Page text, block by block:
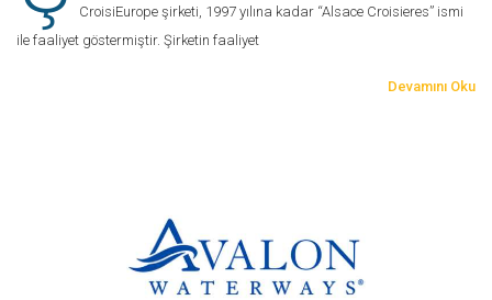
CroisiEurope şirketi, 1997 yılına kadar “Alsace Croisieres” ismi
ile faaliyet göstermiştir. Şirketin faaliyet
Devamını Oku